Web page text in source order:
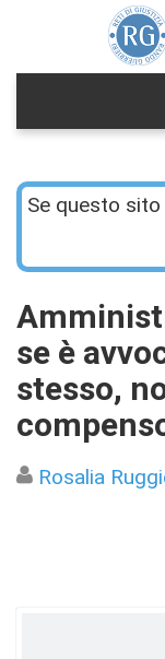
Se questo
se è
stesso,
Rosalia